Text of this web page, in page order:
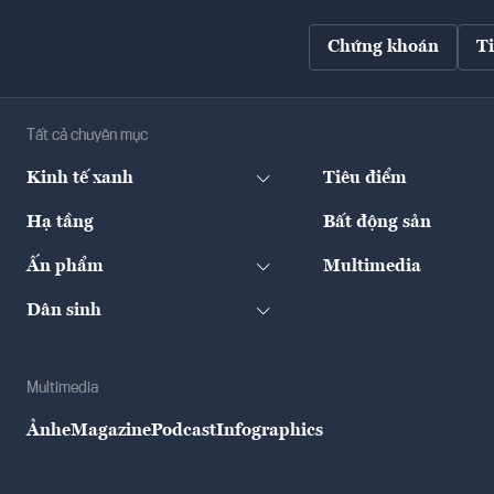
Chứng khoán
Tất cả chuyên mục
Kinh tế xanh Tiêu điểm
Hạ tầng Bất động sản
Ấn phẩm Multimedia
Dân sinh
Multimedia
ẢnheMagazinePodcastInfographics